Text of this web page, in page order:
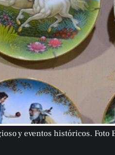
y eventos históricos. Foto